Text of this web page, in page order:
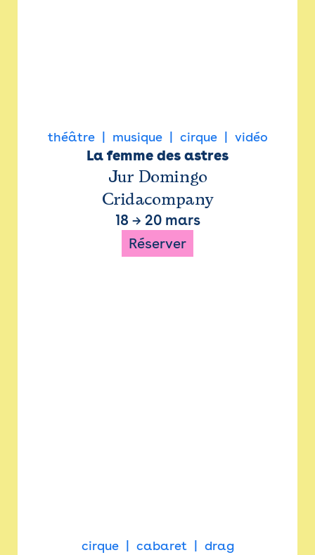
théâtre musique cirque vidéo
La femme des astres
Jur Domingo
Cridacompany
18 → 20 mars
Réserver
cirque cabaret drag